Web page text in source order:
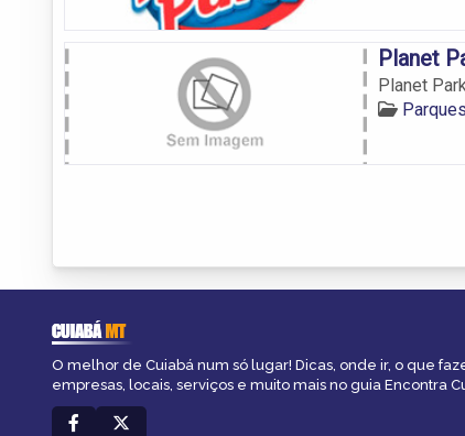
Planet
Planet
CUIABÁMT
O melhor de Cuiabá num só lugar! Dicas, onde ir, o que
empresas, locais, serviços e muito mais no guia Encontra